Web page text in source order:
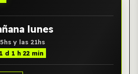
lunes
y las 21hs
1 d 1 h 22 min